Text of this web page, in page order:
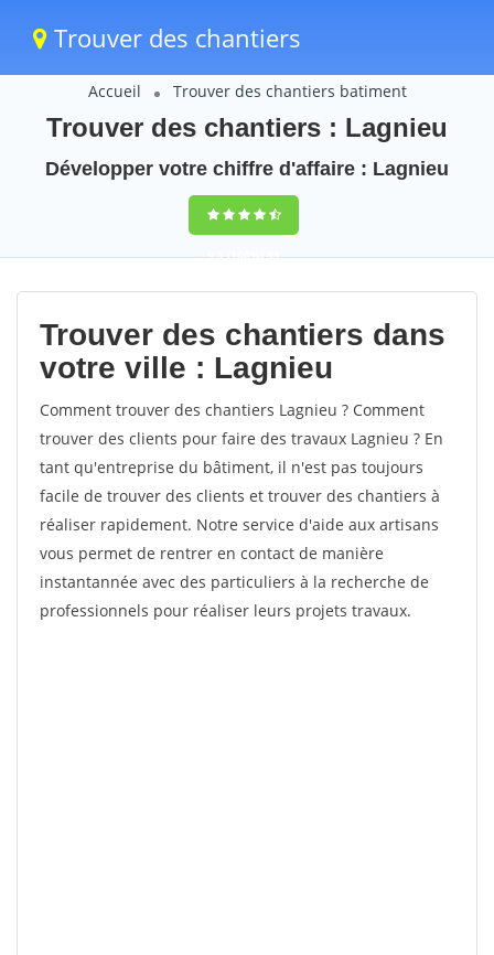
Trouver des chantiers
Accueil Trouver des chantiers batiment
Trouver des chantiers : Lagnieu
Développer votre chiffre d'affaire : Lagnieu
9,5(100%)55
votes
Trouver des chantiers dans
votre ville : Lagnieu
Comment trouver des chantiers Lagnieu ? Comment
trouver des clients pour faire des travaux Lagnieu ? En
tant qu'entreprise du bâtiment, il n'est pas toujours
facile de trouver des clients et trouver des chantiers à
réaliser rapidement. Notre service d'aide aux artisans
vous permet de rentrer en contact de manière
instantannée avec des particuliers à la recherche de
professionnels pour réaliser leurs projets travaux.